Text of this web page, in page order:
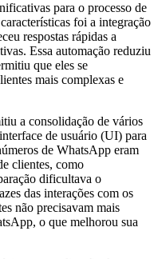
para o processo de
foi a integração
respostas rápidas a
Essa automação reduziu
que eles se
mais complexas e
a consolidação de vários
de usuário (UI) para
de WhatsApp eram
clientes, como
dificultava o
das interações com os
não precisavam mais
o que melhorou sua